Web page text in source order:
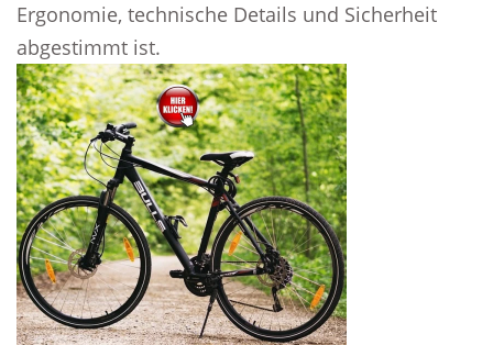
Ergonomie, technische Details und Sicherheit
abgestimmt ist.